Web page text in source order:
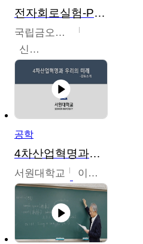
전자회로실험-PSPICE 시뮬레이션
국립금오공과대학교
신경욱
공학
4차산업혁명과우리의미래
서원대학교 이병권